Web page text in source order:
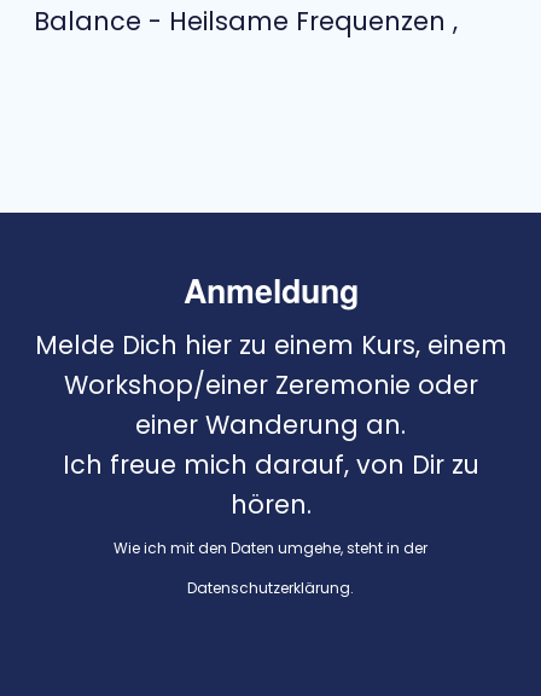
Balance - Heilsame Frequenzen ,
Anmeldung
Melde Dich hier zu einem Kurs, einem
Workshop/einer Zeremonie oder
einer Wanderung an.
Ich freue mich darauf, von Dir zu
hören.
Wie ich mit den Daten umgehe, steht in der
Datenschutzerklärung.